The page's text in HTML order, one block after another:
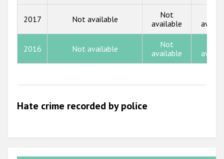
2013
2012
2017 Not available
Not
available
2016 Not available
Not
available
Hate crime recorded by police